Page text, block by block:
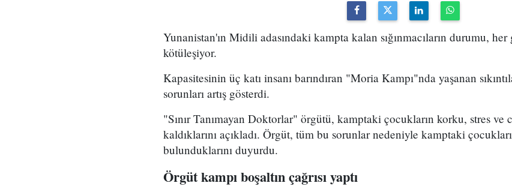
Yunanistan'ın Midili adasındaki kampta kalan sığınmacıların durumu,
kötüleşiyor.
Kapasitesinin üç katı insanı barındıran "Moria Kampı"nda yaşanan
sorunları artış gösterdi.
"Sınır Tanımayan Doktorlar" örgütü, kamptaki çocukların korku, stres ve
kaldıklarını açıkladı. Örgüt, tüm bu sorunlar nedeniyle kamptaki
bulunduklarını duyurdu.
Örgüt kampı boşaltın çağrısı yaptı